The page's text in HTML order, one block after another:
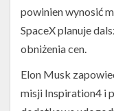
zadokowane
do
we
wrześniu
2021
roku
(Źródło:
powinien wynosić
SpaceX planuje
obniżenia cen.
Elon Musk
misji Inspiration4 i